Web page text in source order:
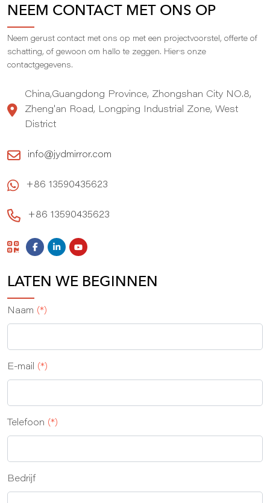
NEEM CONTACT MET ONS OP
Neem gerust contact met ons op met een projectvoorstel, offerte of
schatting, of gewoon om hallo te zeggen. Hier,s onze
contactgegevens.
China,Guangdong Province, Zhongshan City NO.8,
Zheng'an Road, Longping Industrial Zone, West
District
info@jydmirror.com
+86 13590435623
+86 13590435623
LATEN WE BEGINNEN
Naam (*)
E-mail (*)
Telefoon (*)
Bedrijf